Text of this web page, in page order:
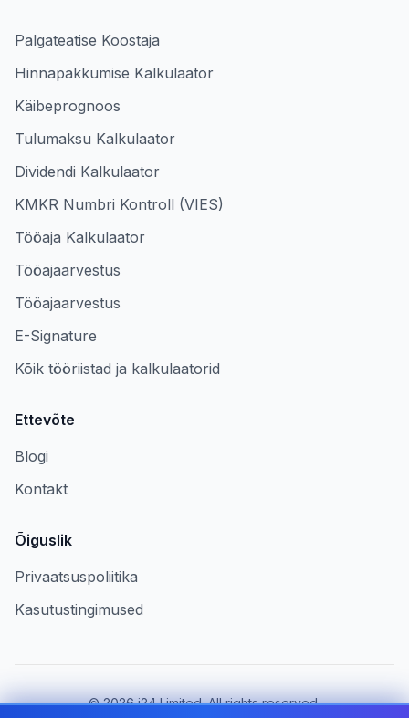
Palgateatise Koostaja
Hinnapakkumise Kalkulaator
Käibeprognoos
Tulumaksu Kalkulaator
Dividendi Kalkulaator
KMKR Numbri Kontroll (VIES)
Tööaja Kalkulaator
Tööajaarvestus
Tööajaarvestus
E-Signature
Kõik tööriistad ja kalkulaatorid
Ettevõte
Blogi
Kontakt
Õiguslik
Privaatsuspoliitika
Kasutustingimused
©2026i24 Limited. All rights reserved.